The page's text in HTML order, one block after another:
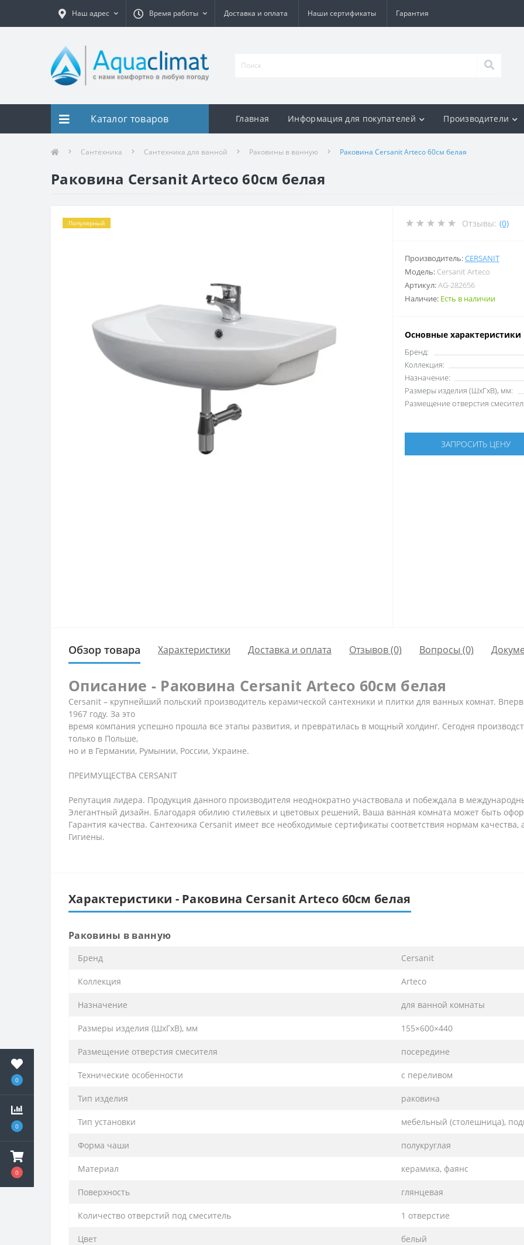
0
0
0
Наш адрес Время работы Доставка и оплата Наши сертификаты Гарантия
Каталог товаров Главная Информация для покупателей Производители
Сантехника Сантехника для ванной Раковины в ванную Раковина Cersanit Arteco 60см белая
Раковина Cersanit Arteco 60см белая
Популярный Отзывы: (0)
Производитель:CERSANIT
Модель: Cersanit Arteco
Артикул:AG-282656
Наличие: Есть в наличии
Основные характеристики
Бренд:
Коллекция:
Назначение:
Размеры изделия (ШхГхВ), мм:
Размещение отверстия
ЗАПРОСИТЬ ЦЕНУ
Обзор товара Характеристики Доставка и оплата Отзывов (0) Вопросы (0)
Описание - Раковина Cersanit Arteco 60см белая
Cersanit – крупнейший польский производитель керамической сантехники и плитки для ванных комнат.
1967 году. За это
время компания успешно прошла все этапы развития, и превратилась в мощный холдинг. Сегодня
только в Польше,
но и в Германии, Румынии, России, Украине.
ПРЕИМУЩЕСТВА CERSANIT
Репутация лидера. Продукция данного производителя неоднократно участвовала и побеждала в
Элегантный дизайн. Благодаря обилию стилевых и цветовых решений, Ваша ванная комната может быть
Гарантия качества. Сантехника Cersanit имеет все необходимые сертификаты соответствия нормам качества,
Гигиены.
Характеристики - Раковина Cersanit Arteco 60см белая
Раковины в ванную
Бренд Cersanit
Коллекция Arteco
Назначение для ванной комнаты
Размеры изделия (ШхГхВ), мм 155×600×440
Размещение отверстия смесителя посередине
Технические особенности с переливом
Тип изделия раковина
Тип установки мебельный (столешница),
Форма чаши полукруглая
Материал керамика, фаянс
Поверхность глянцевая
Количество отверстий под смеситель 1 отверстие
Цвет белый